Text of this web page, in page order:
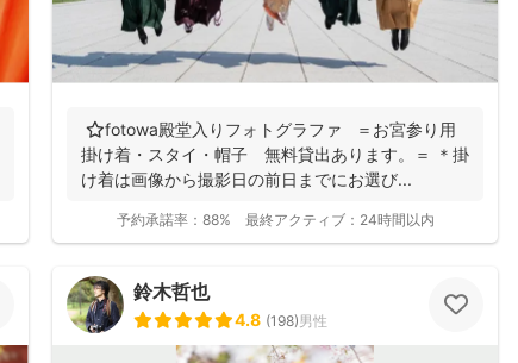
⭐️fotowa殿堂入りフォトグラファ ＝お宮参り用
掛け着・スタイ・帽子 無料貸出あります。＝ ＊掛
け着は画像から撮影日の前日までにお選び...
予約承諾率： 88% 最終アクティブ： 24時間以内
鈴木哲也
4.8 (198)男性